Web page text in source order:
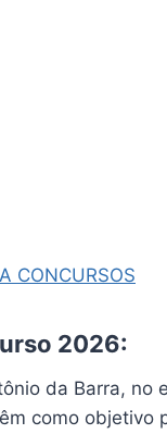
CONCURSOS
2026:
da Barra, no
como objetivo